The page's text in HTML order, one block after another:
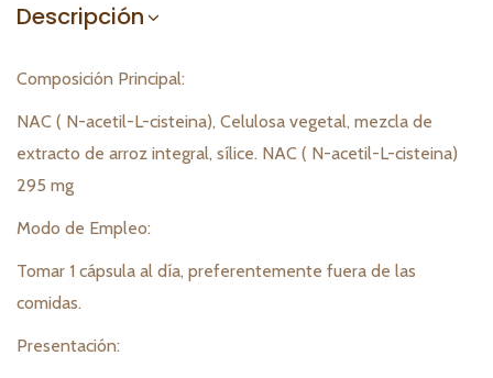
Descripción
Composición Principal:
NAC ( N-acetil-L-cisteina), Celulosa vegetal, mezcla de
extracto de arroz integral, sílice. NAC ( N-acetil-L-cisteina)
295 mg
Modo de Empleo:
Tomar 1 cápsula al día, preferentemente fuera de las
comidas.
Presentación: